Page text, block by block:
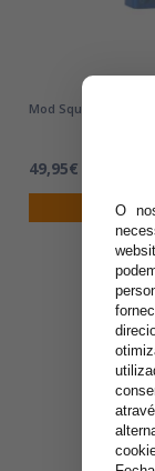
Mod Squonk Blocks
49,95€
O